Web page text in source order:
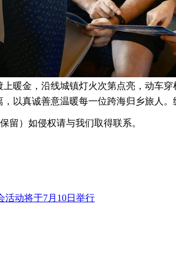
暖金，沿线城镇灯火次第点亮，动车
以真诚善意温暖每一位跨海归乡旅人
留）如侵权请与我们取得联系。
活动将于7月10日举行